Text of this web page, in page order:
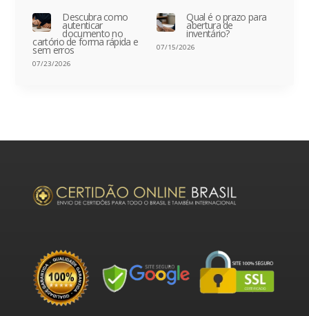
Descubra como
autenticar
documento no
cartório de forma rápida e
sem erros
07/23/2026
Qual é o prazo para
abertura de
inventário?
07/15/2026